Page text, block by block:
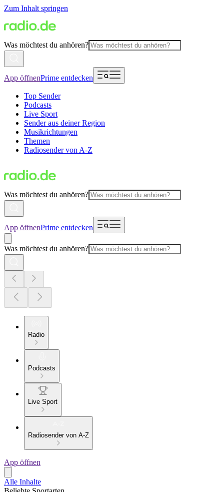
Zum Inhalt springen
Was möchtest du anhören?
App öffnenPrime entdecken
Top Sender
Podcasts
Live Sport
Sender aus deiner Region
Musikrichtungen
Themen
Radiosender von A-Z
Was möchtest du anhören?
App öffnenPrime entdecken
Was möchtest du anhören?
Radio
Podcasts
Live Sport
Radiosender von A-Z
App öffnen
Alle Inhalte